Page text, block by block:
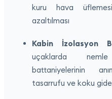
kuru hava
azaltılması
Kabin İzolasyon
uçaklarda
battaniyelerinin
tasarrufu ve koku